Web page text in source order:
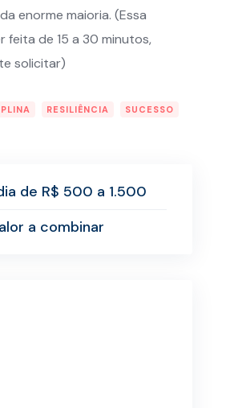
enorme maioria. (Essa
feita de 15 a 30 minutos,
solicitar)
RESILIÊNCIA SUCESSO
de R$ 500 a 1.500
a combinar